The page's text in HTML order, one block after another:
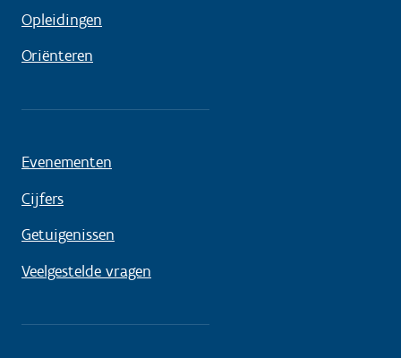
Opleidingen
Oriënteren
Evenementen
Cijfers
Getuigenissen
Veelgestelde vragen